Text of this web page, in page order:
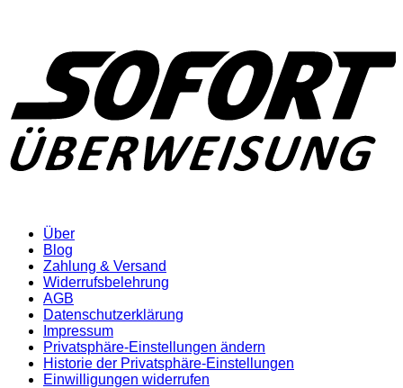
Über
Blog
Zahlung & Versand
Widerrufsbelehrung
AGB
Datenschutzerklärung
Impressum
Privatsphäre-Einstellungen ändern
Historie der Privatsphäre-Einstellungen
Einwilligungen widerrufen